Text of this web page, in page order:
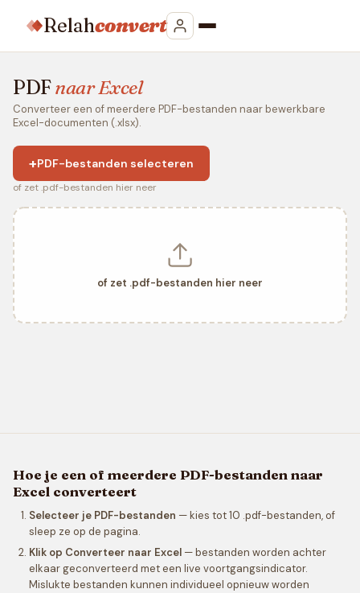
Relahconvert
PDFnaar Excel
Converteer een of meerdere PDF-bestanden naar bewerkbare
Excel-documenten (.xlsx).
+PDF-bestanden selecteren
of zet .pdf-bestanden hier neer
of zet .pdf-bestanden hier neer
Hoe je een of meerdere PDF-bestanden naar
Excel converteert
Selecteer je PDF-bestanden — kies tot 10 .pdf-bestanden, of
sleep ze op de pagina.
Klik op Converteer naar Excel — bestanden worden achter
elkaar geconverteerd met een live voortgangsindicator.
Mislukte bestanden kunnen individueel opnieuw worden